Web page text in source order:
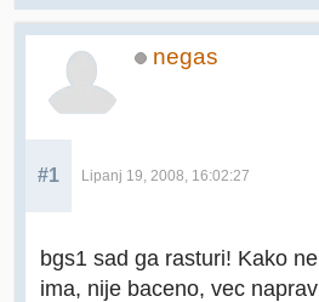
negas
#1 Lipanj 19, 2008, 16:02:27
bgs1 sad ga rasturi! Kako
ima, nije baceno, vec